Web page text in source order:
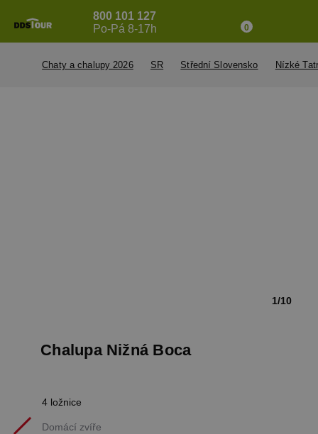
800 101 127
Po-Pá 8-17h
0
Chaty a chalupy 2026 SR Střední Slovensko Nízké
1/10
Chalupa Nižná Boca
4 ložnice
Domácí zvíře